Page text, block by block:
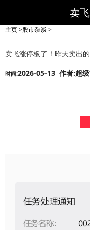
主页>股市杂谈 >
卖飞涨停板了！昨天卖出
时间:2026-05-13 作者:超